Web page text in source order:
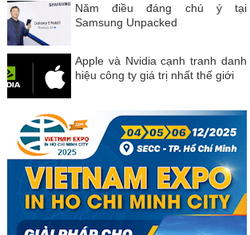
Năm điều đáng chú ý tại
Samsung Unpacked
Apple và Nvidia cạnh tranh danh
hiệu công ty giá trị nhất thế giới